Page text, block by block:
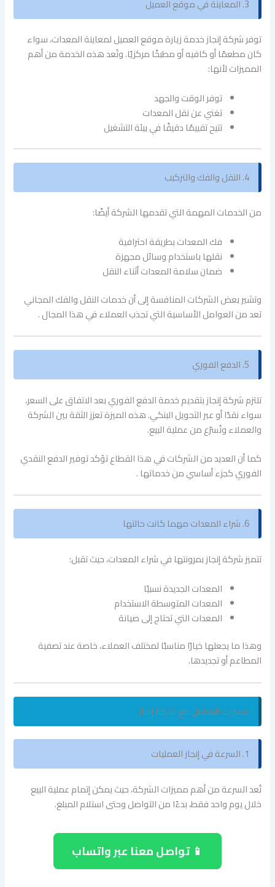
3. المعاينة في موقع العميل
توفر شركة إنجاز خدمة زيارة موقع العميل لمعاينة المعدات، سواء
كان مطعمًا أو كافيه أو مطبخًا مركزيًا. وتُعد هذه الخدمة من أهم
المميزات لأنها:
توفر الوقت والجهد
تغني عن نقل المعدات
تتيح تقييمًا دقيقًا في بيئة التشغيل
4. النقل والفك والتركيب
من الخدمات المهمة التي تقدمها الشركة أيضًا:
فك المعدات بطريقة احترافية
نقلها باستخدام وسائل مجهزة
ضمان سلامة المعدات أثناء النقل
وتشير بعض الشركات المنافسة إلى أن خدمات النقل والفك المجاني
تعد من العوامل الأساسية التي تجذب العملاء في هذا المجال .
5. الدفع الفوري
تلتزم شركة إنجاز بتقديم خدمة الدفع الفوري بعد الاتفاق على السعر،
سواء نقدًا أو عبر التحويل البنكي. هذه الميزة تعزز الثقة بين الشركة
والعملاء وتُسرّع من عملية البيع.
كما أن العديد من الشركات في هذا القطاع تؤكد توفير الدفع النقدي
الفوري كجزء أساسي من خدماتها .
6. شراء المعدات مهما كانت حالتها
تتميز شركة إنجاز بمرونتها في شراء المعدات، حيث تقبل:
المعدات الجديدة نسبيًا
المعدات المتوسطة الاستخدام
المعدات التي تحتاج إلى صيانة
وهذا ما يجعلها خيارًا مناسبًا لمختلف العملاء، خاصة عند تصفية
المطاعم أو تجديدها.
مميزات التعامل مع شركة إنجاز
1. السرعة في إنجاز العمليات
تُعد السرعة من أهم مميزات الشركة، حيث يمكن إتمام عملية البيع
خلال يوم واحد فقط، بدءًا من التواصل وحتى استلام المبلغ.
📱 تواصل معنا عبر واتساب